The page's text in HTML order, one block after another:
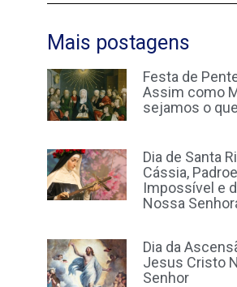
Mais postagens
Festa de
Assim como
sejamos o
Dia de Santa
Cássia,
Impossível e
Nossa
Dia da
Jesus Cristo
Senhor